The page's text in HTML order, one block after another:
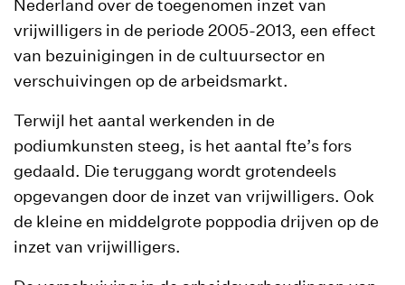
Nederland over de toegenomen inzet van
vrijwilligers in de periode 2005-2013, een effect
van bezuinigingen in de cultuursector en
verschuivingen op de arbeidsmarkt.
Terwijl het aantal werkenden in de
podiumkunsten steeg, is het aantal fte’s fors
gedaald. Die teruggang wordt grotendeels
opgevangen door de inzet van vrijwilligers. Ook
de kleine en middelgrote poppodia drijven op de
inzet van vrijwilligers.